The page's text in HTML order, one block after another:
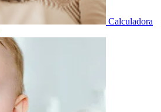
Calculadora